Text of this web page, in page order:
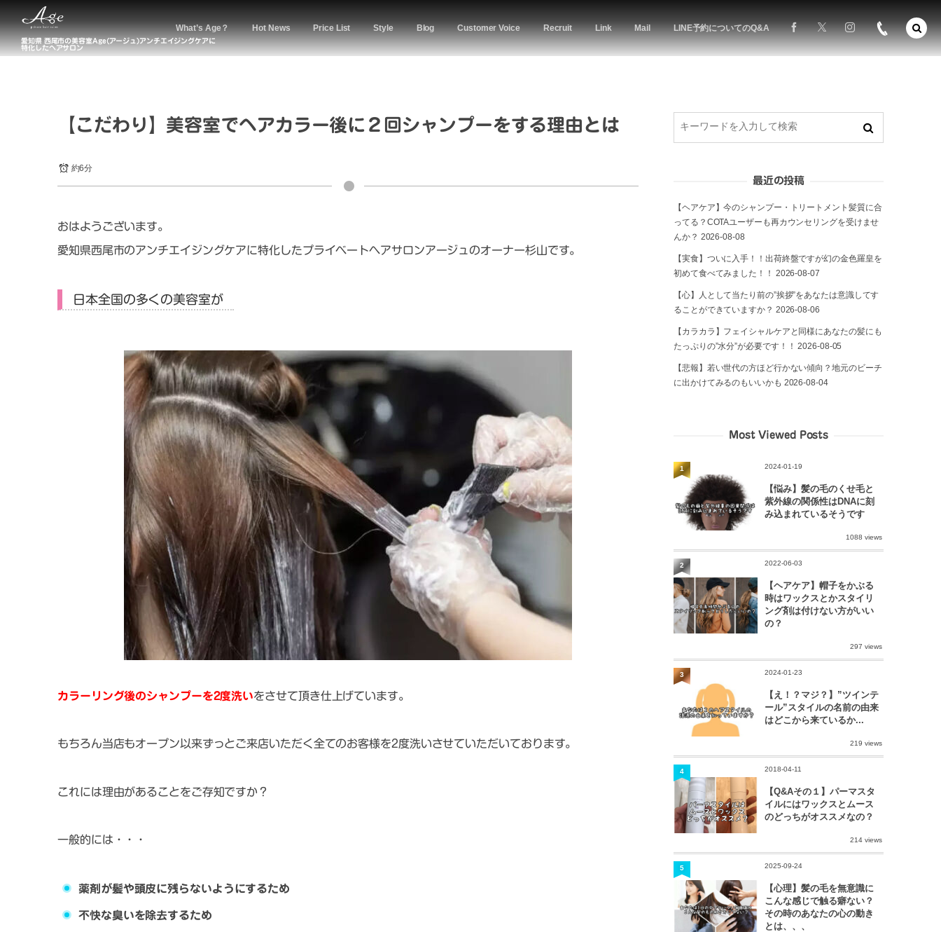
愛知県 西尾市の美容室Age(アージュ)アンチエイジングケアに
特化したヘアサロン
What’s Age？ Hot News Price List Style Blog Customer Voice Recruit Link Mail LINE予約についてのQ&A
【こだわり】美容室でヘアカラー後に２回シャンプーをする理由とは
約6分
おはようございます。
愛知県西尾市のアンチエイジングケアに特化したプライベートヘアサロンアージュのオーナー杉山です。
日本全国の多くの美容室が
カラーリング後のシャンプーを2度洗いをさせて頂き仕上げています。
もちろん当店もオープン以来ずっとご来店いただく全てのお客様を2度洗いさせていただいております。
これには理由があることをご存知ですか？
一般的には・・・
薬剤が髪や頭皮に残らないようにするため
不快な臭いを除去するため
最近の投稿
【ヘアケア】今のシャンプー・トリートメント髪質に合
ってる？COTAユーザーも再カウンセリングを受けませ
んか？ 2026-08-08
【実食】ついに入手！！出荷終盤ですが幻の金色羅皇を
初めて食べてみました！！ 2026-08-07
【心】人として当たり前の”挨拶”をあなたは意識してす
ることができていますか？ 2026-08-06
【カラカラ】フェイシャルケアと同様にあなたの髪にも
たっぷりの”水分”が必要です！！ 2026-08-05
【悲報】若い世代の方ほど行かない傾向？地元のビーチ
に出かけてみるのもいいかも 2026-08-04
Most Viewed Posts
2024-01-19
【悩み】髪の毛のくせ毛と
紫外線の関係性はDNAに刻
み込まれているそうです
1088 views
1
2022-06-03
【ヘアケア】帽子をかぶる
時はワックスとかスタイリ
ング剤は付けない方がいい
の？
297 views
2
2024-01-23
【え！？マジ？】”ツインテ
ール”スタイルの名前の由来
はどこから来ているか...
219 views
3
2018-04-11
【Q&Aその１】パーマスタ
イルにはワックスとムース
のどっちがオススメなの？
214 views
4
2025-09-24
【心理】髪の毛を無意識に
こんな感じで触る癖ない？
その時のあなたの心の動き
とは、、、
5